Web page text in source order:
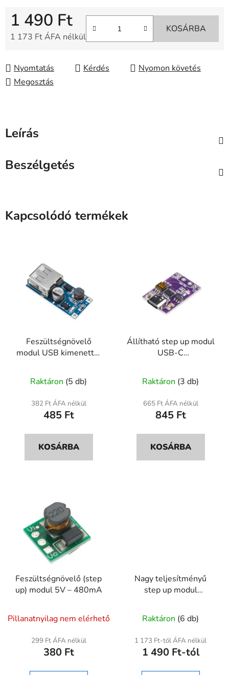
1 490 Ft
1 173 Ft ÁFA nélkül
KOSÁRBA
Nyomtatás Kérdés
Nyomon követés
Megosztás
Leírás
Beszélgetés
Kapcsolódó termékek
Feszültségnövelő
modul USB kimenettel
Raktáron (5 db)
382 Ft ÁFA nélkül
485 Ft
KOSÁRBA
Állítható step up modul
USB-C
PD QC
Raktáron (3 db)
665 Ft ÁFA nélkül
845 Ft
KOSÁRBA
Feszültségnövelő (step
up) modul 5V – 480mA
termék
átlagos
értékelése
Pillanatnyilag nem elérhető
299 Ft ÁFA nélkül
380 Ft
Nagy teljesítményű
step up modul
48V - 10–50V
Raktáron (6 db)
1 173 Ft-tól ÁFA nélkül
1 490 Ft-tól